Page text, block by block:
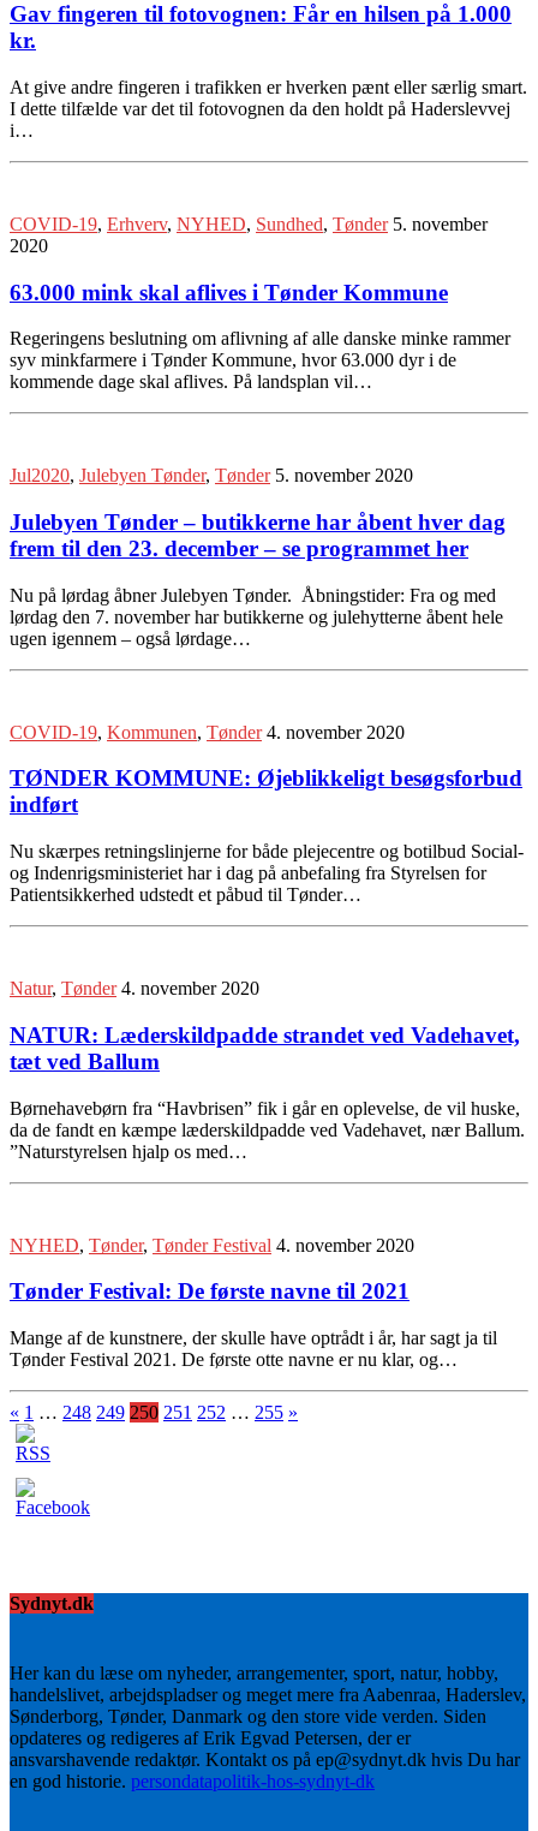
Gav fingeren til fotovognen: Får en hilsen på 1.000
kr.
At give andre fingeren i trafikken er hverken pænt eller særlig smart.
I dette tilfælde var det til fotovognen da den holdt på Haderslevvej
i…
COVID-19, Erhverv, NYHED, Sundhed, Tønder 5. november
2020
63.000 mink skal aflives i Tønder Kommune
Regeringens beslutning om aflivning af alle danske minke rammer
syv minkfarmere i Tønder Kommune, hvor 63.000 dyr i de
kommende dage skal aflives. På landsplan vil…
Jul2020, Julebyen Tønder, Tønder 5. november 2020
Julebyen Tønder – butikkerne har åbent hver dag
frem til den 23. december – se programmet her
Nu på lørdag åbner Julebyen Tønder. Åbningstider: Fra og med
lørdag den 7. november har butikkerne og julehytterne åbent hele
ugen igennem – også lørdage…
COVID-19, Kommunen, Tønder 4. november 2020
TØNDER KOMMUNE: Øjeblikkeligt besøgsforbud
indført
Nu skærpes retningslinjerne for både plejecentre og botilbud Social-
og Indenrigsministeriet har i dag på anbefaling fra Styrelsen for
Patientsikkerhed udstedt et påbud til Tønder…
Natur, Tønder 4. november 2020
NATUR: Læderskildpadde strandet ved Vadehavet,
tæt ved Ballum
Børnehavebørn fra “Havbrisen” fik i går en oplevelse, de vil huske,
da de fandt en kæmpe læderskildpadde ved Vadehavet, nær Ballum.
”Naturstyrelsen hjalp os med…
NYHED, Tønder, Tønder Festival 4. november 2020
Tønder Festival: De første navne til 2021
Mange af de kunstnere, der skulle have optrådt i år, har sagt ja til
Tønder Festival 2021. De første otte navne er nu klar, og…
« 1 … 248 249 250 251 252 … 255 »
Sydnyt.dk
Her kan du læse om nyheder, arrangementer, sport, natur, hobby,
handelslivet, arbejdspladser og meget mere fra Aabenraa, Haderslev,
Sønderborg, Tønder, Danmark og den store vide verden. Siden
opdateres og redigeres af Erik Egvad Petersen, der er
ansvarshavende redaktør. Kontakt os på ep@sydnyt.dk hvis Du har
en god historie. persondatapolitik-hos-sydnyt-dk